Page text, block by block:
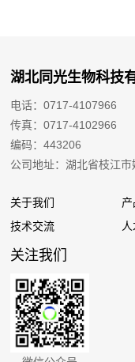
湖北同光生物科技
电话：0717-4107966
传真：0717-4102966
编码：443206
公司地址：湖北省枝江
关于我们
技术交流
关注我们